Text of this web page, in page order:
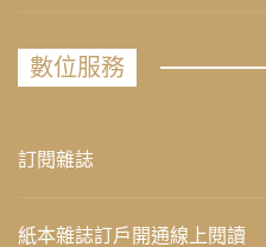
數位服務
訂閱雜誌
紙本雜誌訂戶開通線上閱讀